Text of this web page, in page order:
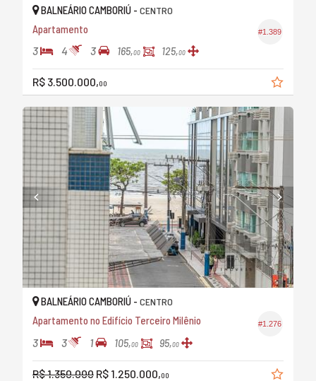
#1.389
BALNEÁRIO CAMBORIÚ - CENTRO
Apartamento
3 4 3 165,00 125,00
R$ 3.500.000,00
#1.276
BALNEÁRIO CAMBORIÚ - CENTRO
Apartamento no Edifício Terceiro Milênio
3 3 1 105,00 95,00
R$ 1.350.000 R$ 1.250.000,00